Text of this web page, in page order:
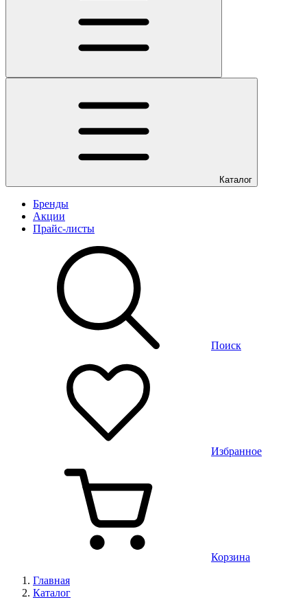
Каталог
Бренды
Акции
Прайс-листы
Поиск
Избранное
Корзина
Главная
Каталог